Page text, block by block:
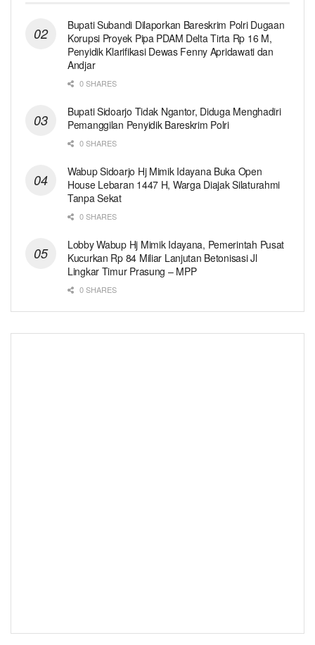
Bupati Subandi Dilaporkan Bareskrim Polri Dugaan
Korupsi Proyek Pipa PDAM Delta Tirta Rp 16 M,
Penyidik Klarifikasi Dewas Fenny Apridawati dan
Andjar
0 SHARES
Bupati Sidoarjo Tidak Ngantor, Diduga Menghadiri
Pemanggilan Penyidik Bareskrim Polri
0 SHARES
Wabup Sidoarjo Hj Mimik Idayana Buka Open
House Lebaran 1447 H, Warga Diajak Silaturahmi
Tanpa Sekat
0 SHARES
Lobby Wabup Hj Mimik Idayana, Pemerintah Pusat
Kucurkan Rp 84 Miliar Lanjutan Betonisasi Jl
Lingkar Timur Prasung – MPP
0 SHARES